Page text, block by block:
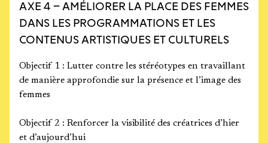
AXE 4 – AMÉLIORER LA PLACE DES FEMMES
DANS LES PROGRAMMATIONS ET LES
CONTENUS ARTISTIQUES ET CULTURELS
Objectif 1 : Lutter contre les stéréotypes en travaillant
de manière approfondie sur la présence et l’image des
femmes
Objectif 2 : Renforcer la visibilité des créatrices d’hier
et d’aujourd’hui